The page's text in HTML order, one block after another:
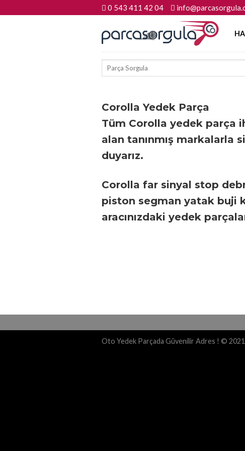
to
0 543 411 42 04
Ara:
Corolla Yedek Parça
Tüm Corolla yedek parça
alan tanınmış markalarla
duyarız.
Corolla far sinyal stop
piston segman yatak buji
aracınızdaki yedek
Oto Yedek Parçada Güvenilir Adres ! ©